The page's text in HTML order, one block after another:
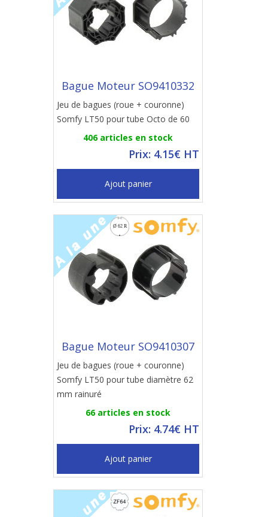
Bague Moteur SO9410332
Jeu de bagues (roue + couronne)
Somfy LT50 pour tube Octo de 60
406 articles en stock
Prix: 4.15€ HT
Ajout panier
Bague Moteur SO9410307
Jeu de bagues (roue + couronne)
Somfy LT50 pour tube diamètre 62
mm rainuré
66 articles en stock
Prix: 4.74€ HT
Ajout panier